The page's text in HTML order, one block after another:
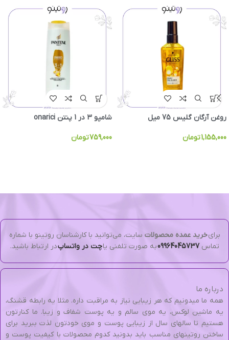
روغن آرگان گلیس 75 میل
1,155,000تومان
شامپو 3 در 1 پنتن onarici
759,000تومان
برایخرید عمده محصولات سایت، می‌توانید با کارشناسان روتینو با شماره
تماس09964045737به صورت تلفنی یاچت در واتساپدر ارتباط باشید.
درباره ما
همه ما میدونیم که هر زیبایی نیاز به مراقبت داره. مثلا یه رابطه قشنگ،
یه ماشین لوکس، یه موی سالم و یه پوست شفاف و زیبا. ما کنارتون
هستیم تا سالهای سال از زیبایی پوست و موی خودتون لذت ببرید برای
ساختن روتینهای مناسب باید بدونید کدوم محصولات با کیفیت پوست و